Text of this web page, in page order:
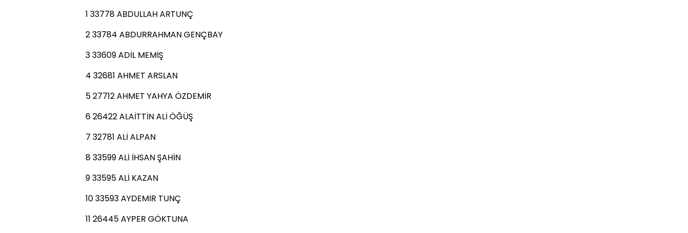
1 33778 ABDULLAH ARTUNÇ
2 33784 ABDURRAHMAN GENÇBAY
3 33609 ADİL MEMİŞ
4 32681 AHMET ARSLAN
5 27712 AHMET YAHYA ÖZDEMİR
6 26422 ALAİTTİN ALİ ÖĞÜŞ
7 32781 ALİ ALPAN
8 33599 ALİ İHSAN ŞAHİN
9 33595 ALİ KAZAN
10 33593 AYDEMİR TUNÇ
11 26445 AYPER GÖKTUNA